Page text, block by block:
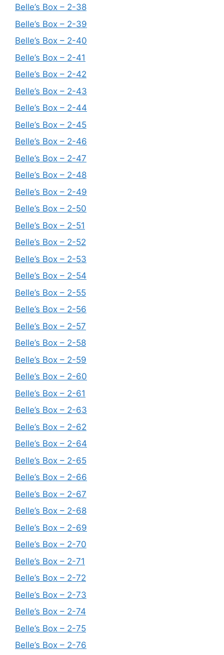
Belle’s Box – 2-38
Belle’s Box – 2-39
Belle’s Box – 2-40
Belle’s Box – 2-41
Belle’s Box – 2-42
Belle’s Box – 2-43
Belle’s Box – 2-44
Belle’s Box – 2-45
Belle’s Box – 2-46
Belle’s Box – 2-47
Belle’s Box – 2-48
Belle’s Box – 2-49
Belle’s Box – 2-50
Belle’s Box – 2-51
Belle’s Box – 2-52
Belle’s Box – 2-53
Belle’s Box – 2-54
Belle’s Box – 2-55
Belle’s Box – 2-56
Belle’s Box – 2-57
Belle’s Box – 2-58
Belle’s Box – 2-59
Belle’s Box – 2-60
Belle’s Box – 2-61
Belle’s Box – 2-63
Belle’s Box – 2-62
Belle’s Box – 2-64
Belle’s Box – 2-65
Belle’s Box – 2-66
Belle’s Box – 2-67
Belle’s Box – 2-68
Belle’s Box – 2-69
Belle’s Box – 2-70
Belle’s Box – 2-71
Belle’s Box – 2-72
Belle’s Box – 2-73
Belle’s Box – 2-74
Belle’s Box – 2-75
Belle’s Box – 2-76